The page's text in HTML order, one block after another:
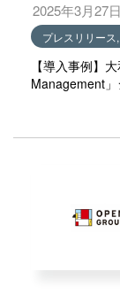
2025年3月27日
プレスリリース
【導入事例】
Management